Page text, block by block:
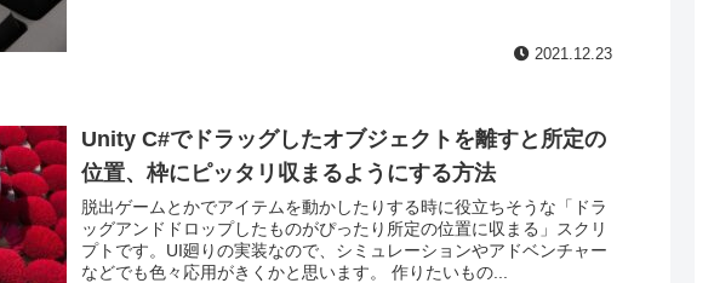
2021.12.23
Unity C#でドラッグしたオブジェクトを離すと所定の
位置、枠にピッタリ収まるようにする方法
脱出ゲームとかでアイテムを動かしたりする時に役立ちそうな「ドラ
ッグアンドドロップしたものがぴったり所定の位置に収まる」スクリ
プトです。UI廻りの実装なので、シミュレーションやアドベンチャー
などでも色々応用がきくかと思います。 作りたいもの...